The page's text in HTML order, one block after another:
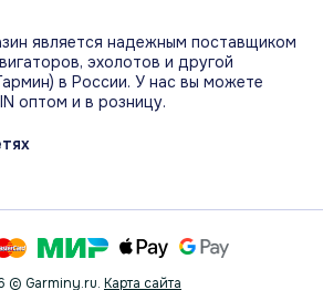
СПОРТИВНЫЕ
спортивных профилей
велоспорт, плавание в
ВАРИАНТОВ
является надежным поставщиком
эхолотов и другой
в России. У нас вы можете
оптом и в розницу.
© Garminy.ru. Карта сайта